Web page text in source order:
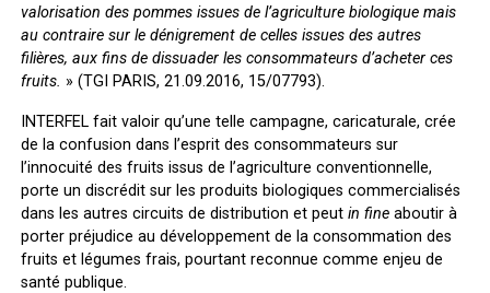
valorisation des pommes issues de l’agriculture biologique mais
au contraire sur le dénigrement de celles issues des autres
filières, aux fins de dissuader les consommateurs d’acheter ces
fruits. » (TGI PARIS, 21.09.2016, 15/07793).
INTERFEL fait valoir qu’une telle campagne, caricaturale, crée
de la confusion dans l’esprit des consommateurs sur
l’innocuité des fruits issus de l’agriculture conventionnelle,
porte un discrédit sur les produits biologiques commercialisés
dans les autres circuits de distribution et peut in fineaboutir à
porter préjudice au développement de la consommation des
fruits et légumes frais, pourtant reconnue comme enjeu de
santé publique.